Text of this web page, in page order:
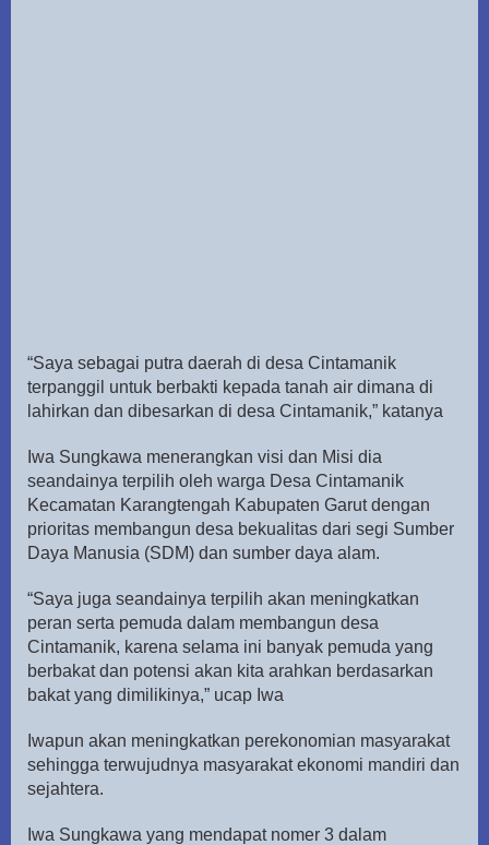
“Saya sebagai putra daerah di desa Cintamanik
terpanggil untuk berbakti kepada tanah air dimana di
lahirkan dan dibesarkan di desa Cintamanik,” katanya
Iwa Sungkawa menerangkan visi dan Misi dia
seandainya terpilih oleh warga Desa Cintamanik
Kecamatan Karangtengah Kabupaten Garut dengan
prioritas membangun desa bekualitas dari segi Sumber
Daya Manusia (SDM) dan sumber daya alam.
“Saya juga seandainya terpilih akan meningkatkan
peran serta pemuda dalam membangun desa
Cintamanik, karena selama ini banyak pemuda yang
berbakat dan potensi akan kita arahkan berdasarkan
bakat yang dimilikinya,” ucap Iwa
Iwapun akan meningkatkan perekonomian masyarakat
sehingga terwujudnya masyarakat ekonomi mandiri dan
sejahtera.
Iwa Sungkawa yang mendapat nomer 3 dalam